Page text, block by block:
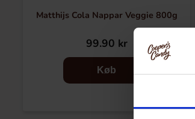
Matthijs Cola Nappar Veggie 800g
99.90 kr
Køb